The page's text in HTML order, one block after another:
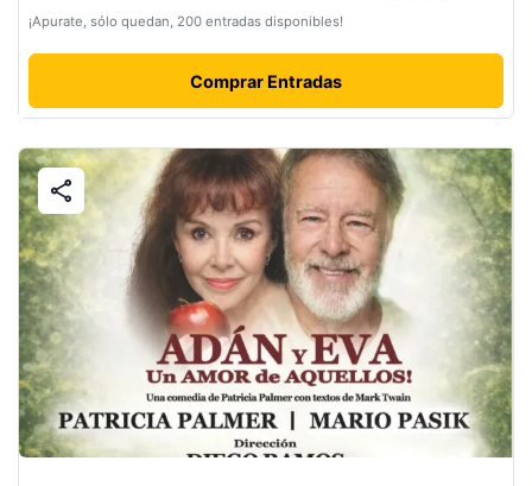
¡Apurate, sólo quedan, 200 entradas disponibles!
Comprar Entradas
share